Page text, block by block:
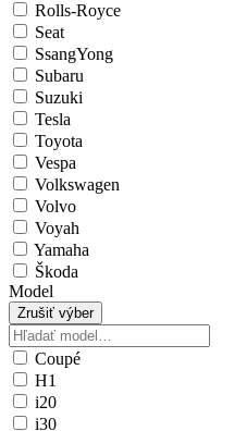
Rolls-Royce
Seat
SsangYong
Subaru
Suzuki
Tesla
Toyota
Vespa
Volkswagen
Volvo
Voyah
Yamaha
Škoda
Model
Zrušiť výber
Coupé
H1
i20
i30